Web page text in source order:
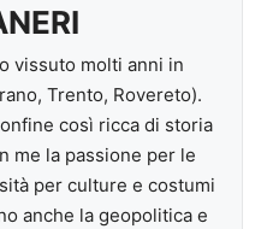
vissuto molti anni in
Trento, Rovereto).
così ricca di storia
me la passione per le
per culture e costumi
anche la geopolitica e